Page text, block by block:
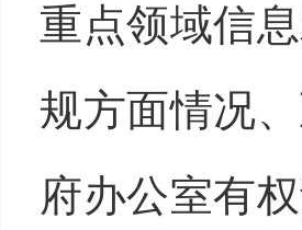
重点领域信
规方面情况
府办公室有